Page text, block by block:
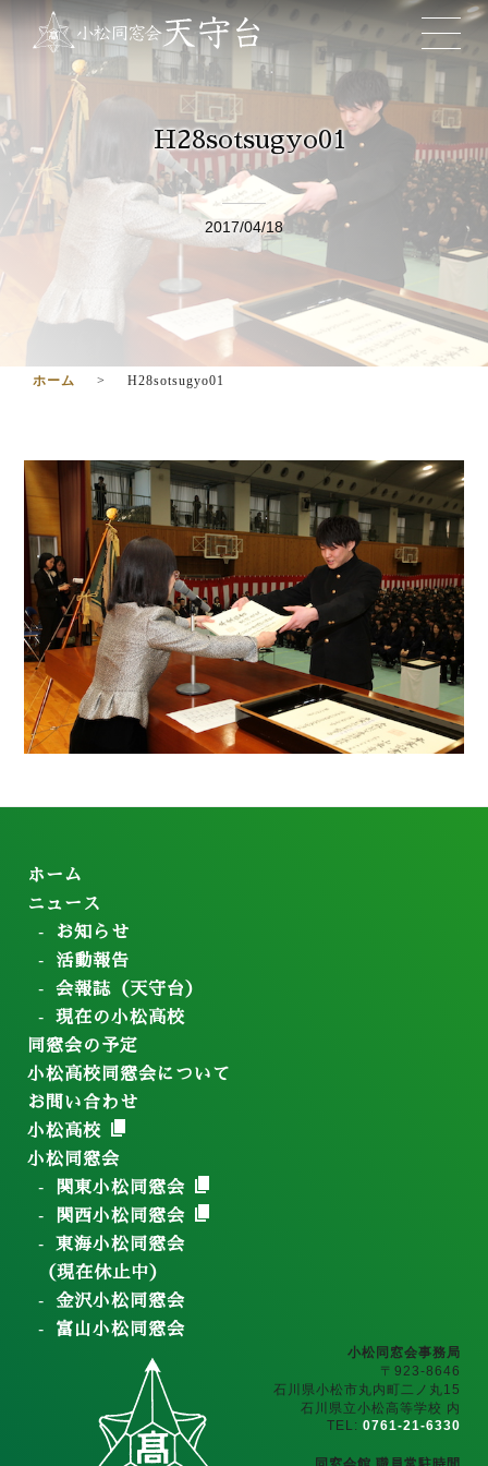
H28sotsugyo01
2017/04/18
ホーム H28sotsugyo01
ホーム
ニュース
お知らせ
活動報告
会報誌（天守台）
現在の小松高校
同窓会の予定
小松高校同窓会について
お問い合わせ
小松高校
小松同窓会
関東小松同窓会
関西小松同窓会
東海小松同窓会
（現在休止中）
金沢小松同窓会
富山小松同窓会
小松同窓会事務局
〒923-8646
石川県小松市丸内町二ノ丸15
石川県立小松高等学校 内
TEL: 0761-21-6330